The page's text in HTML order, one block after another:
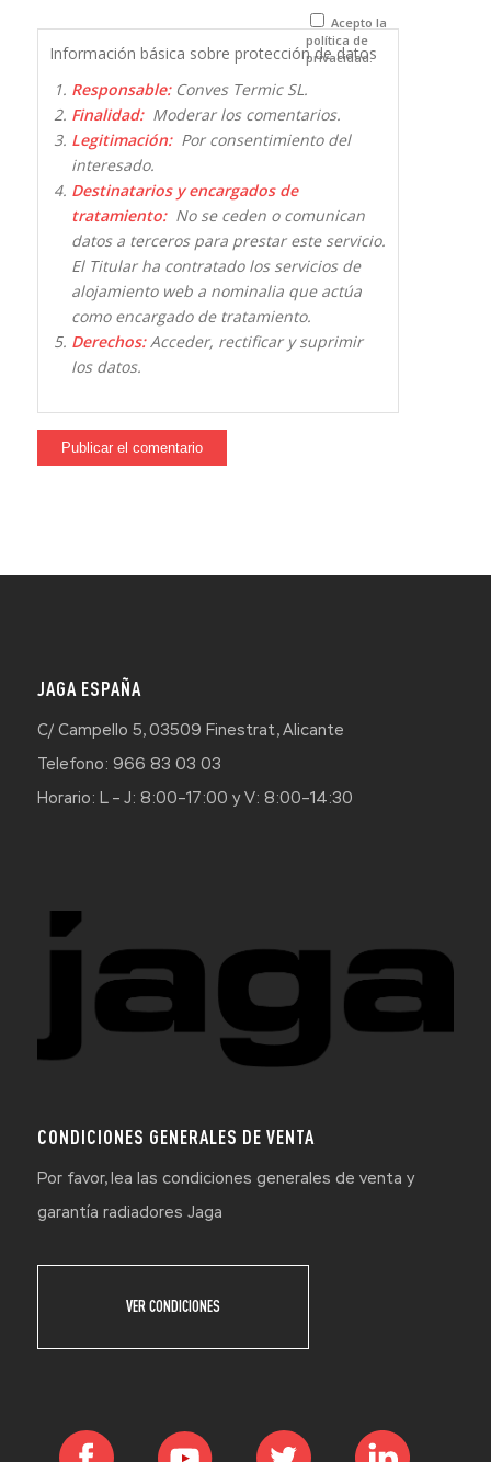
que comente.
Acepto la
política de
privacidad.
Información básica sobre protección de datos
Responsable:Conves Termic SL.
Finalidad:Moderar los comentarios.
Legitimación:Por consentimiento del
interesado.
Destinatarios y encargados de
tratamiento:No se ceden o comunican
datos a terceros para prestar este servicio.
El Titular ha contratado los servicios de
alojamiento web a nominalia que actúa
como encargado de tratamiento.
Derechos:Acceder, rectificar y suprimir
los datos.
JAGA ESPAÑA
C/ Campello 5, 03509 Finestrat, Alicante
Telefono: 966 83 03 03
Horario: L – J: 8:00–17:00 y V: 8:00–14:30
CONDICIONES GENERALES DE VENTA
Por favor, lea las condiciones generales de venta y
garantía radiadores Jaga
VER CONDICIONES